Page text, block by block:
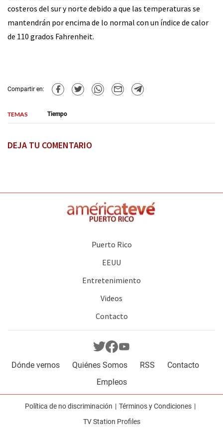
costeros del sur y norte debido a que las temperaturas se
mantendrán por encima de lo normal con un índice de calor
de 110 grados Fahrenheit.
Compartir en:
TEMAS Tiempo
DEJA TU COMENTARIO
Puerto Rico
EEUU
Entretenimiento
Videos
Contacto
Dónde vernos Quiénes Somos RSS
Contacto
Empleos
Política de no discriminación
Términos y Condiciones
TV Station Profiles